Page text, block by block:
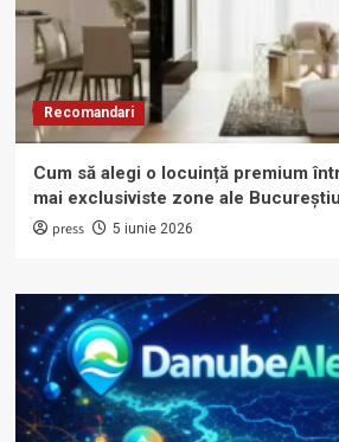
Recomandari
Cum să alegi o locuință premium
mai exclusiviste zone ale
press 5 iunie 2026